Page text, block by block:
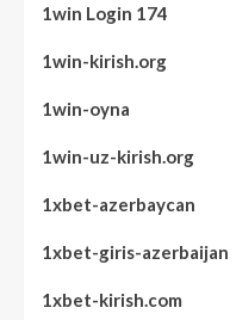
1win Login 174
1win-kirish.org
1win-oyna
1win-uz-kirish.org
1xbet-azerbaycan
1xbet-giris-azerbaijan
1xbet-kirish.com